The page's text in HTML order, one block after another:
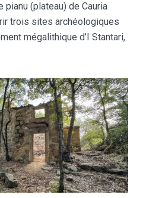
pianu (plateau) de Cauria
trois sites archéologiques
mégalithique d’I Stantari,